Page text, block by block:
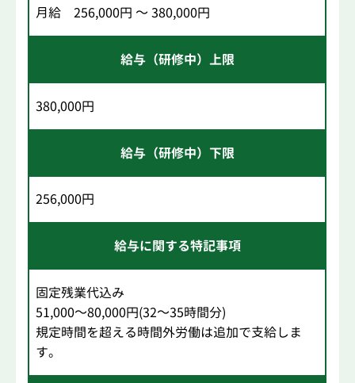
月給 256,000円 ～ 380,000円
給与（研修中）上限
380,000円
給与（研修中）下限
256,000円
給与に関する特記事項
固定残業代込み
51,000～80,000円(32～35時間分)
規定時間を超える時間外労働は追加で支給しま
す。